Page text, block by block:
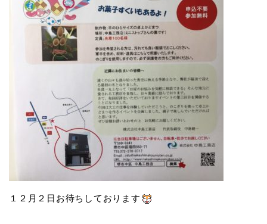
１２月２日お待ちしております